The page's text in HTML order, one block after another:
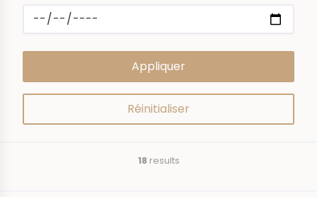
18 results